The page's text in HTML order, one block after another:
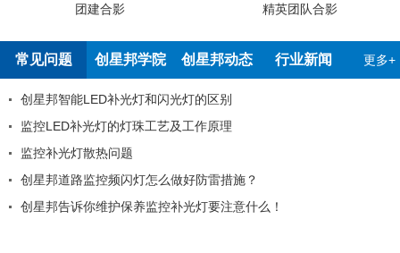
团建合影 精英团队合影
常见问题 创星邦学院 创星邦动态 行业新闻 更多+
创星邦智能LED补光灯和闪光灯的区别
监控LED补光灯的灯珠工艺及工作原理
监控补光灯散热问题
创星邦道路监控频闪灯怎么做好防雷措施？
创星邦告诉你维护保养监控补光灯要注意什么！